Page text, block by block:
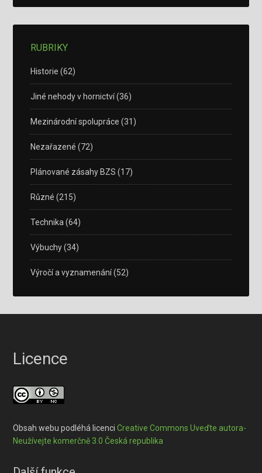
RUBRIKY
Historie (62)
Jiné nehody v hornictví(36)
Mezinárodní spolupráce (31)
Nezařazené (72)
Plánované zásahy BZS (17)
Různé (215)
Technika (64)
Výbuchy(34)
Výročí a vyznamenání(52)
Licence
Obsah webu podléhá licenciCreative Commons Uveďte autora-
Neužívejte komerčně 3.0 Česká republika